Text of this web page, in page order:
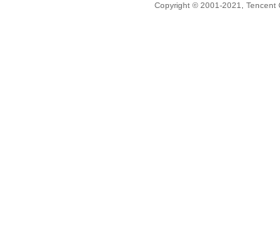
Copyright © 2001-2021, Tencent